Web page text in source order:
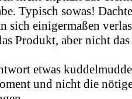
Typisch sowas!
sich einigermaßen
Produkt, aber nicht
etwas
und nicht die